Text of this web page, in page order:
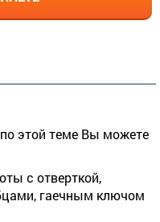
этой теме Вы можете
с отверткой,
гаечным ключом